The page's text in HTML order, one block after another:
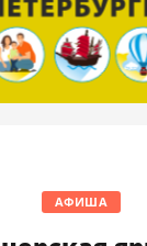
АФИША